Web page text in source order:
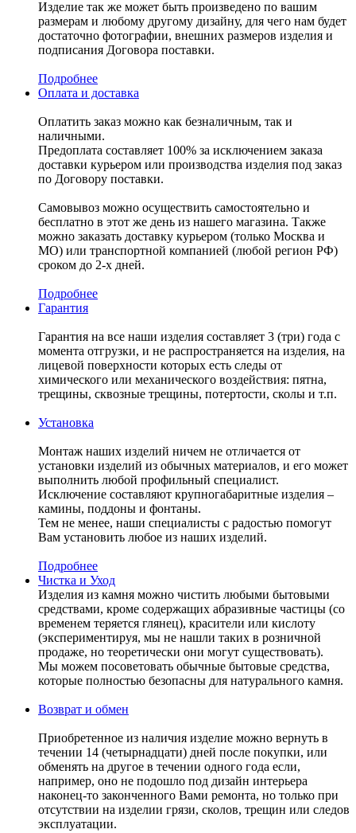
Изделие так же может быть произведено по вашим
размерам и любому другому дизайну, для чего нам будет
достаточно фотографии, внешних размеров изделия и
подписания Договора поставки.
Подробнее
Оплата и доставка
Оплатить заказ можно как безналичным, так и
наличными.
Предоплата составляет 100% за исключением заказа
доставки курьером или производства изделия под заказ
по Договору поставки.
Самовывоз можно осуществить самостоятельно и
бесплатно в этот же день из нашего магазина. Также
можно заказать доставку курьером (только Москва и
МО) или транспортной компанией (любой регион РФ)
сроком до 2-х дней.
Подробнее
Гарантия
Гарантия на все наши изделия составляет 3 (три) года с
момента отгрузки, и не распространяется на изделия, на
лицевой поверхности которых есть следы от
химического или механического воздействия: пятна,
трещины, сквозные трещины, потертости, сколы и т.п.
Установка
Монтаж наших изделий ничем не отличается от
установки изделий из обычных материалов, и его может
выполнить любой профильный специалист.
Исключение составляют крупногабаритные изделия –
камины, поддоны и фонтаны.
Тем не менее, наши специалисты с радостью помогут
Вам установить любое из наших изделий.
Подробнее
Чистка и Уход
Изделия из камня можно чистить любыми бытовыми
средствами, кроме содержащих абразивные частицы (со
временем теряется глянец), красители или кислоту
(экспериментируя, мы не нашли таких в розничной
продаже, но теоретически они могут существовать).
Мы можем посоветовать обычные бытовые средства,
которые полностью безопасны для натурального камня.
Возврат и обмен
Приобретенное из наличия изделие можно вернуть в
течении 14 (четырнадцати) дней после покупки, или
обменять на другое в течении одного года если,
например, оно не подошло под дизайн интерьера
наконец-то законченного Вами ремонта, но только при
отсутствии на изделии грязи, сколов, трещин или следов
эксплуатации.